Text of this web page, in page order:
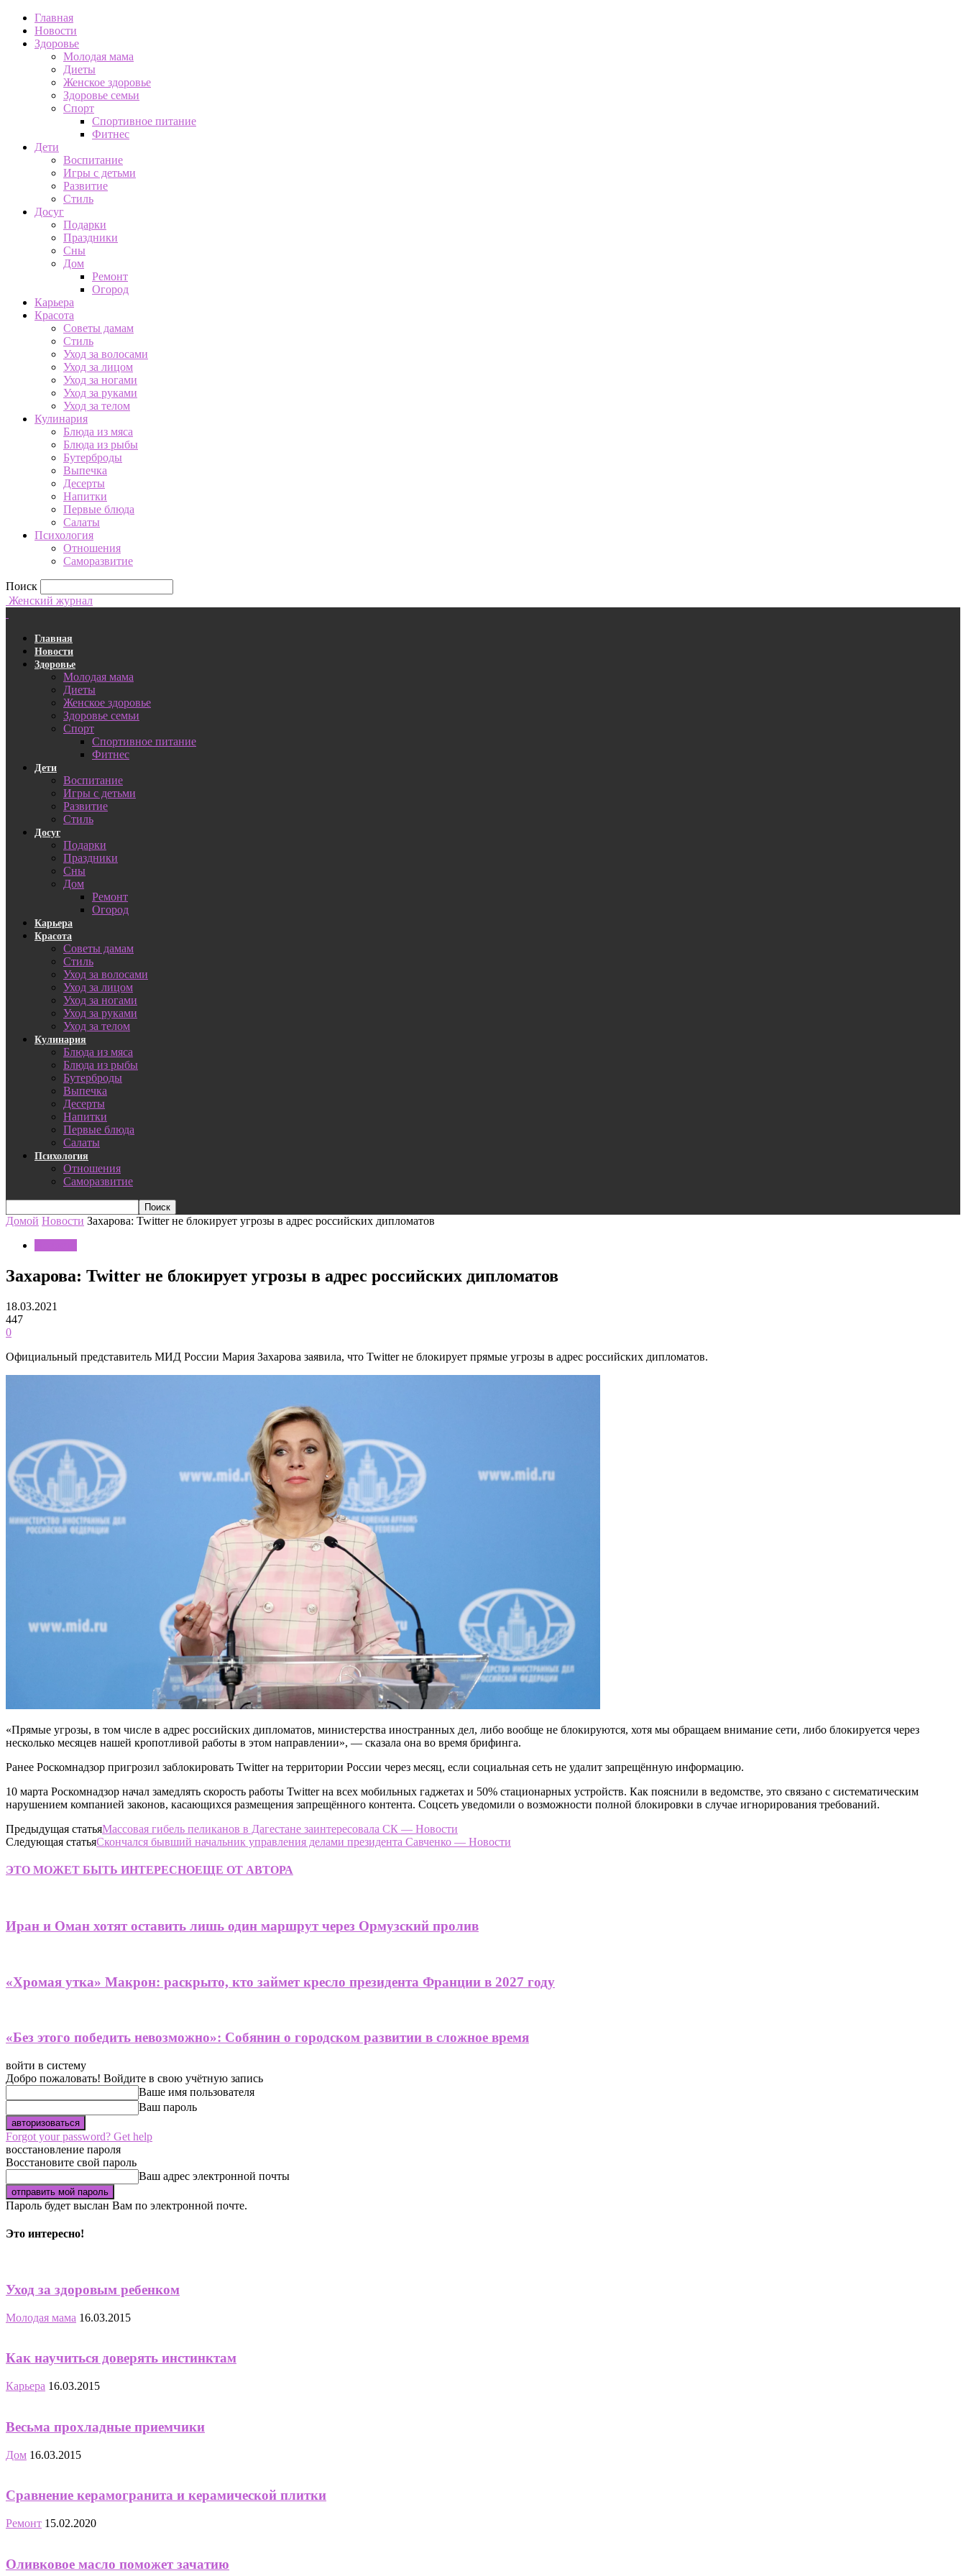
Главная
Новости
Здоровье
Молодая мама
Диеты
Женское здоровье
Здоровье семьи
Спорт
Спортивное питание
Фитнес
Дети
Воспитание
Игры с детьми
Развитие
Стиль
Досуг
Подарки
Праздники
Сны
Дом
Ремонт
Огород
Карьера
Красота
Советы дамам
Стиль
Уход за волосами
Уход за лицом
Уход за ногами
Уход за руками
Уход за телом
Кулинария
Блюда из мяса
Блюда из рыбы
Бутерброды
Выпечка
Десерты
Напитки
Первые блюда
Салаты
Психология
Отношения
Саморазвитие
Поиск
Женский журнал
Главная
Новости
Здоровье
Молодая мама
Диеты
Женское здоровье
Здоровье семьи
Спорт
Спортивное питание
Фитнес
Дети
Воспитание
Игры с детьми
Развитие
Стиль
Досуг
Подарки
Праздники
Сны
Дом
Ремонт
Огород
Карьера
Красота
Советы дамам
Стиль
Уход за волосами
Уход за лицом
Уход за ногами
Уход за руками
Уход за телом
Кулинария
Блюда из мяса
Блюда из рыбы
Бутерброды
Выпечка
Десерты
Напитки
Первые блюда
Салаты
Психология
Отношения
Саморазвитие
Домой Новости Захарова: Twitter не блокирует угрозы в адрес российских дипломатов
Захарова: Twitter не блокирует угрозы в адрес российских дипломатов
18.03.2021
447
0
Официальный представитель МИД России Мария Захарова заявила, что Twitter не блокирует прямые угрозы в адрес российских дипломатов.
«Прямые угрозы, в том числе в адрес российских дипломатов, министерства иностранных дел, либо вообще не блокируются, хотя мы обращаем внимание сети, либо блокируется через
несколько месяцев нашей кропотливой работы в этом направлении», — сказала она во время брифинга.
Ранее Роскомнадзор пригрозил заблокировать Twitter на территории России через месяц, если социальная сеть не удалит запрещённую информацию.
10 марта Роскомнадзор начал замедлять скорость работы Twitter на всех мобильных гаджетах и 50% стационарных устройств. Как пояснили в ведомстве, это связано с систематическим
нарушением компанией законов, касающихся размещения запрещённого контента. Соцсеть уведомили о возможности полной блокировки в случае игнорирования требований.
Предыдущая статьяМассовая гибель пеликанов в Дагестане заинтересовала СК — Новости
Следующая статьяСкончался бывший начальник управления делами президента Савченко — Новости
ЭТО МОЖЕТ БЫТЬ ИНТЕРЕСНОЕЩЕ ОТ АВТОРА
Иран и Оман хотят оставить лишь один маршрут через Ормузский пролив
«Хромая утка» Макрон: раскрыто, кто займет кресло президента Франции в 2027 году
«Без этого победить невозможно»: Собянин о городском развитии в сложное время
войти в систему
Добро пожаловать! Войдите в свою учётную запись
Ваше имя пользователя
Ваш пароль
Forgot your password? Get help
восстановление пароля
Восстановите свой пароль
Ваш адрес электронной почты
Пароль будет выслан Вам по электронной почте.
Это интересно!
Уход за здоровым ребенком
Молодая мама 16.03.2015
Как научиться доверять инстинктам
Карьера 16.03.2015
Весьма прохладные приемчики
Дом 16.03.2015
Сравнение керамогранита и керамической плитки
Ремонт 15.02.2020
Оливковое масло поможет зачатию